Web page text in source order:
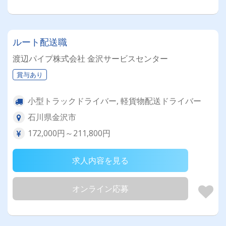
ルート配送職
渡辺パイプ株式会社 金沢サービスセンター
賞与あり
小型トラックドライバー, 軽貨物配送ドライバー
石川県金沢市
172,000円～211,800円
求人内容を見る
オンライン応募